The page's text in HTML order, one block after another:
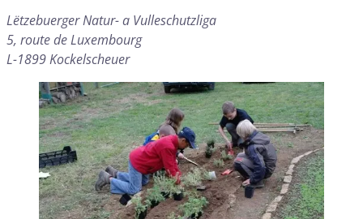
Lëtzebuerger Natur- a Vulleschutzliga
5, route de Luxembourg
L-1899 Kockelscheuer